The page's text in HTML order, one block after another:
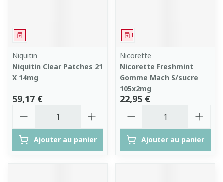
Médicament
Niquitin
Niquitin Clear Patches 21
X 14mg
59,17 €
Ajouter au panier
Médicament
Nicorette
Nicorette Freshmint
Gomme Mach S/sucre
105x2mg
22,95 €
Ajouter au panier